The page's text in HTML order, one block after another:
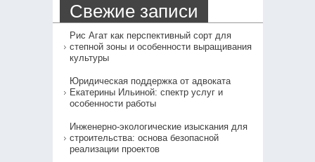
Свежие записи
Рис Агат как перспективный сорт для
степной зоны и особенности выращивания
культуры
Юридическая поддержка от адвоката
Екатерины Ильиной: спектр услуг и
особенности работы
Инженерно-экологические изыскания для
строительства: основа безопасной
реализации проектов